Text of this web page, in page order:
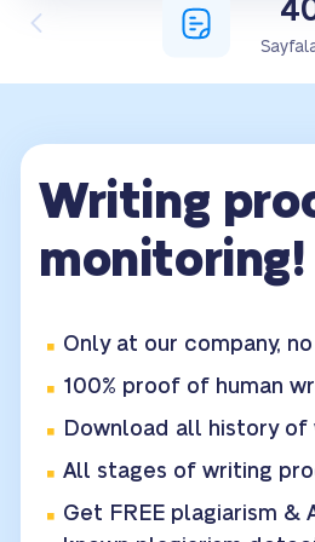
Writing
monitoring!
Only at our company,
100% proof of human
Download all history of
All stages of writing
Get FREE plagiarism &